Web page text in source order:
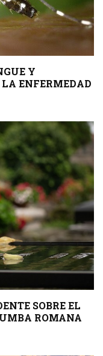
Y
ENFERMEDAD
SOBRE EL
ROMANA